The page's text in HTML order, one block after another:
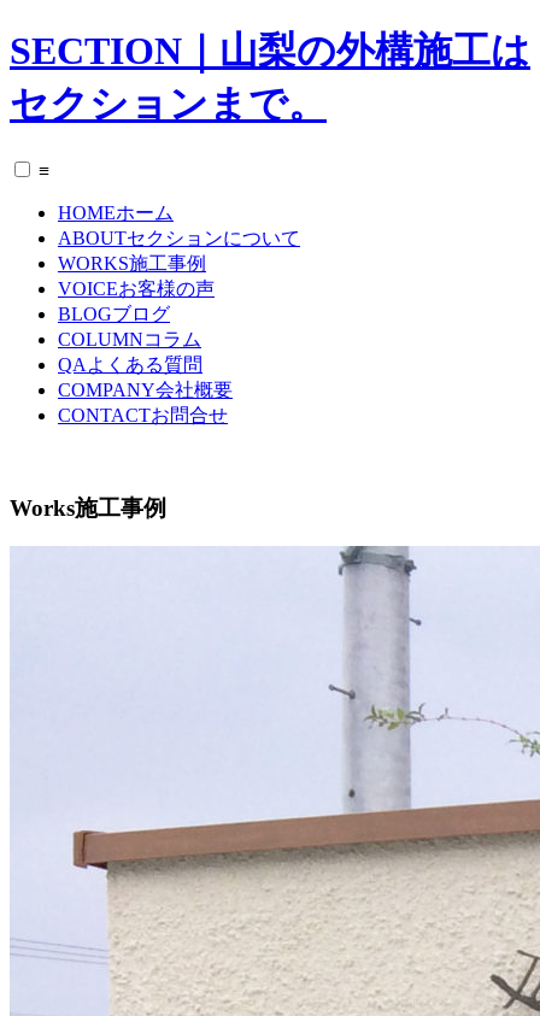
SECTION｜山梨の外構施工は
セクションまで。
≡
HOMEホーム
ABOUTセクションについて
WORKS施工事例
VOICEお客様の声
BLOGブログ
COLUMNコラム
QA よくある質問
COMPANY会社概要
CONTACTお問合せ
Works施工事例